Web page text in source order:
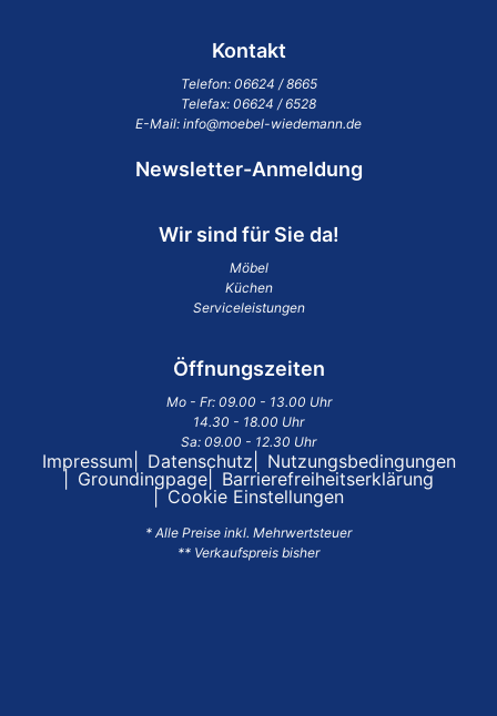
Kontakt
Telefon: 06624 / 8665
Telefax: 06624 / 6528
E-Mail: info@moebel-wiedemann.de
Newsletter-Anmeldung
Wir sind für Sie da!
Möbel
Küchen
Serviceleistungen
Öffnungszeiten
Mo - Fr: 09.00 - 13.00 Uhr
14.30 - 18.00 Uhr
Sa: 09.00 - 12.30 Uhr
Impressum Datenschutz
Nutzungsbedingungen
Groundingpage
Barrierefreiheitserklärung
Cookie Einstellungen
* Alle Preise inkl. Mehrwertsteuer
** Verkaufspreis bisher